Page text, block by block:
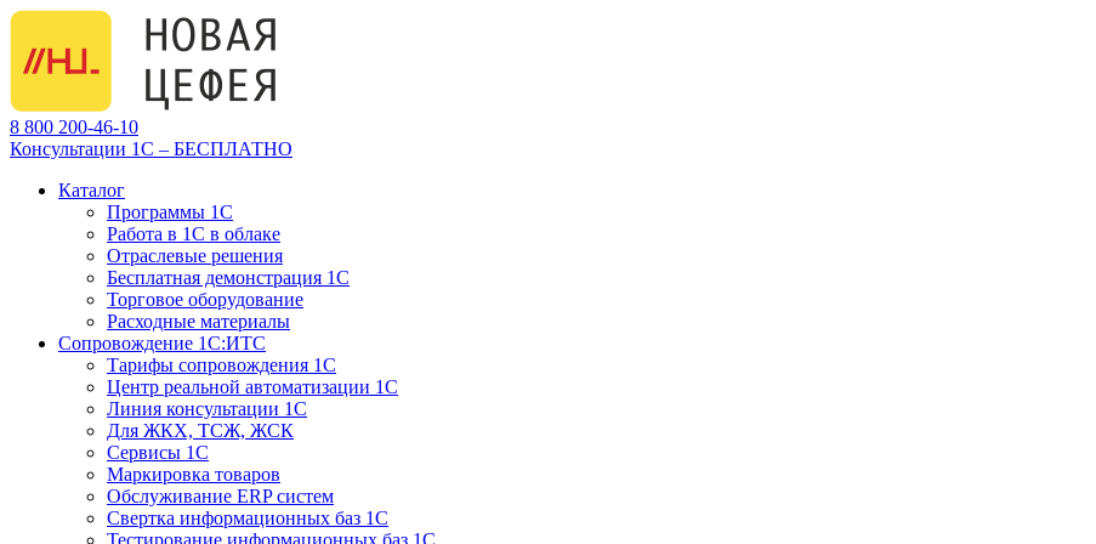
8 800 200-46-10
Консультации 1С – БЕСПЛАТНО
Каталог
Программы 1С
Работа в 1С в облаке
Отраслевые решения
Бесплатная демонстрация 1С
Торговое оборудование
Расходные материалы
Сопровождение 1С:ИТС
Тарифы сопровождения 1С
Центр реальной автоматизации 1С
Линия консультации 1С
Для ЖКХ, ТСЖ, ЖСК
Сервисы 1С
Маркировка товаров
Обслуживание ERP систем
Свертка информационных баз 1С
Тестирование информационных баз 1С